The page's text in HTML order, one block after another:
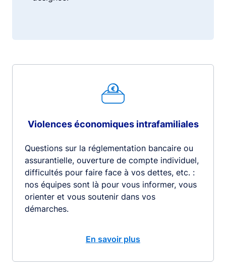
Violences économiques intrafamiliales
Questions sur la réglementation bancaire ou
assurantielle, ouverture de compte individuel,
difficultés pour faire face à vos dettes, etc. :
nos équipes sont là pour vous informer, vous
orienter et vous soutenir dans vos
démarches.
En savoir plus